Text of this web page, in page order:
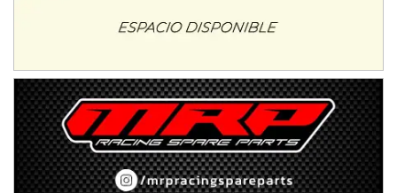
ENTRERRIANO - F6 (POSTERGADA)
Parque de la Velocidad (Asfalto)
Villaguay (Entre Ríos)
VICTORIENSE - F7
El Cerro (Tierra)